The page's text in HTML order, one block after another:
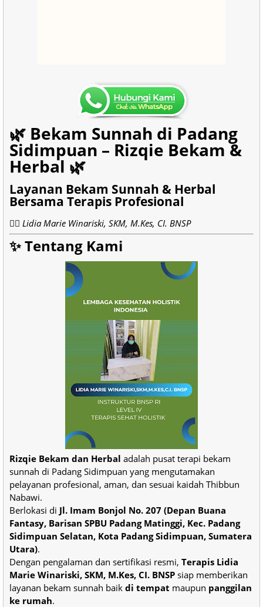
🌿 Bekam Sunnah di Padang
Sidimpuan – Rizqie Bekam &
Herbal 🌿
Layanan Bekam Sunnah & Herbal
Bersama Terapis Profesional
👩‍⚕️ Lidia Marie Winariski, SKM, M.Kes, CI. BNSP
✨ Tentang Kami
Rizqie Bekam dan Herbal adalah pusat terapi bekam
sunnah di Padang Sidimpuan yang mengutamakan
pelayanan profesional, aman, dan sesuai kaidah Thibbun
Nabawi.
Berlokasi di Jl. Imam Bonjol No. 207 (Depan Buana
Fantasy, Barisan SPBU Padang Matinggi, Kec. Padang
Sidimpuan Selatan, Kota Padang Sidimpuan, Sumatera
Utara).
Dengan pengalaman dan sertifikasi resmi, Terapis Lidia
Marie Winariski, SKM, M.Kes, CI. BNSP siap memberikan
layanan bekam sunnah baik di tempat maupun panggilan
ke rumah.